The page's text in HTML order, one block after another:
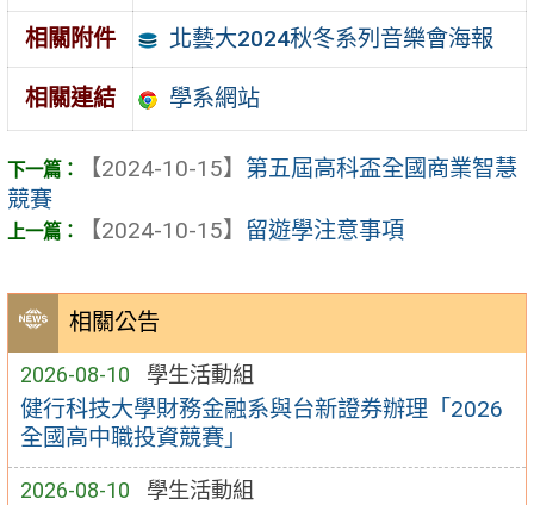
相關公告
2026-08-10 學生活動組
健行科技大學財務金融系與台新證券辦理「2026
全國高中職投資競賽」
2026-08-10 學生活動組
相關附件
北藝大2024秋冬系列音樂會海報
相關連結 學系網站
【2024-10-15】 第五屆高科盃全國商業智慧
競賽
【2024-10-15】 留遊學注意事項